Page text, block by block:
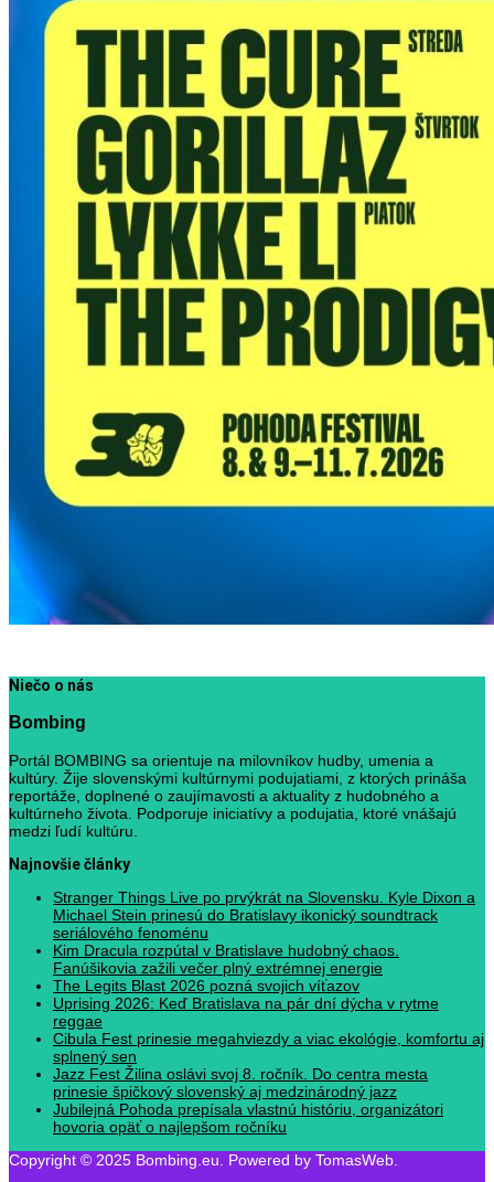
Niečo o nás
Bombing
Portál BOMBING sa orientuje na milovníkov hudby, umenia a
kultúry. Žije slovenskými kultúrnymi podujatiami, z ktorých prináša
reportáže, doplnené o zaujímavosti a aktuality z hudobného a
kultúrneho života. Podporuje iniciatívy a podujatia, ktoré vnášajú
medzi ľudí kultúru.
Najnovšie články
Stranger Things Live po prvýkrát na Slovensku. Kyle Dixon a
Michael Stein prinesú do Bratislavy ikonický soundtrack
seriálového fenoménu
Kim Dracula rozpútal v Bratislave hudobný chaos.
Fanúšikovia zažili večer plný extrémnej energie
The Legits Blast 2026 pozná svojich víťazov
Uprising 2026: Keď Bratislava na pár dní dýcha v rytme
reggae
Cibula Fest prinesie megahviezdy a viac ekológie, komfortu aj
splnený sen
Jazz Fest Žilina oslávi svoj 8. ročník. Do centra mesta
prinesie špičkový slovenský aj medzinárodný jazz
Jubilejná Pohoda prepísala vlastnú históriu, organizátori
hovoria opäť o najlepšom ročníku
Copyright © 2025 Bombing.eu. Powered by TomasWeb.